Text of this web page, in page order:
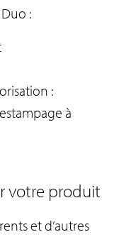
:
:
à
votre produit
et d’autres